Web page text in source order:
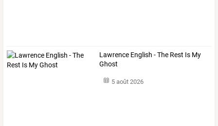
Lawrence English - The Rest Is My
Ghost
5 août 2026